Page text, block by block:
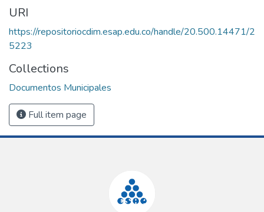
URI
https://repositoriocdim.esap.edu.co/handle/20.500.14471/2
5223
Collections
Documentos Municipales
Full item page